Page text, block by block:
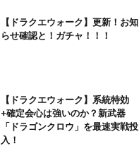
【ドラクエウォーク】更新！お知
らせ確認と！ガチャ！！！
【ドラクエウォーク】系統特効
+確定会心は強いのか？新武器
「ドラゴンクロウ」を最速実戦投
入！